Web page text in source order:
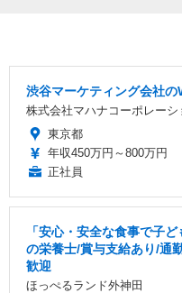
渋谷マーケティング会社
株式会社マハナコーポレーシ
東京都
年収450万円～800万円
正社員
「安心・安全な食事で子
の栄養士/賞与支給あり/通
歓迎
ほっぺるランド外神田